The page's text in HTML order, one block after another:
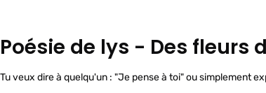
Poésie de lys - Des fleurs
Tu veux dire à quelqu'un : "Je pense à toi" ou simplement